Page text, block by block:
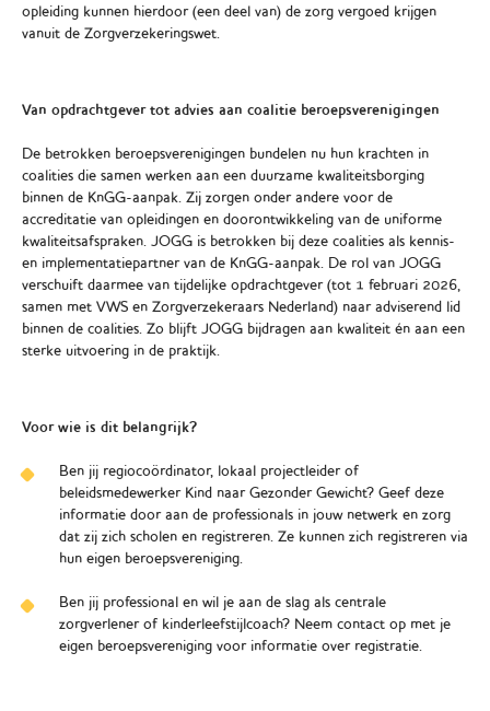
opleiding kunnen hierdoor (een deel van) de zorg vergoed krijgen
vanuit de Zorgverzekeringswet.
Van opdrachtgever tot advies aan coalitie beroepsverenigingen
De betrokken beroepsverenigingen bundelen nu hun krachten in
coalities die samen werken aan een duurzame kwaliteitsborging
binnen de KnGG-aanpak. Zij zorgen onder andere voor de
accreditatie van opleidingen en doorontwikkeling van de uniforme
kwaliteitsafspraken. JOGG is betrokken bij deze coalities als kennis-
en implementatiepartner van de KnGG-aanpak. De rol van JOGG
verschuift daarmee van tijdelijke opdrachtgever (tot 1 februari 2026,
samen met VWS en Zorgverzekeraars Nederland) naar adviserend lid
binnen de coalities. Zo blijft JOGG bijdragen aan kwaliteit én aan een
sterke uitvoering in de praktijk.
Voor wie is dit belangrijk?
Ben jij regiocoördinator, lokaal projectleider of
beleidsmedewerker Kind naar Gezonder Gewicht? Geef deze
informatie door aan de professionals in jouw netwerk en zorg
dat zij zich scholen en registreren. Ze kunnen zich registreren via
hun eigen beroepsvereniging.
Ben jij professional en wil je aan de slag als centrale
zorgverlener of kinderleefstijlcoach? Neem contact op met je
eigen beroepsvereniging voor informatie over registratie.